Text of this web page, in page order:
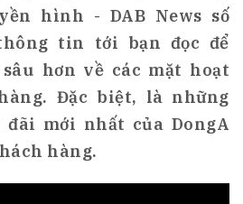
hình - DAB News số
tin tới bạn đọc để
hơn về các mặt hoạt
Đặc biệt, là những
mới nhất của DongA
hàng.